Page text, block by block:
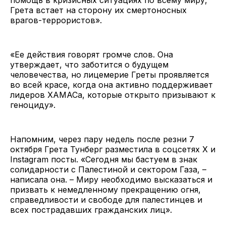
Грета встает на сторону их смертоносных
врагов-террористов».
«Ее действия говорят громче слов. Она
утверждает, что заботится о будущем
человечества, но лицемерие Греты проявляется
во всей красе, когда она активно поддерживает
лидеров ХАМАСа, которые открыто призывают к
геноциду».
Напомним, через пару недель после резни 7
октября Грета Тунберг разместила в соцсетях X и
Instagram посты. «Сегодня мы бастуем в знак
солидарности с Палестиной и сектором Газа, –
написала она. – Миру необходимо высказаться и
призвать к немедленному прекращению огня,
справедливости и свободе для палестинцев и
всех пострадавших гражданских лиц».